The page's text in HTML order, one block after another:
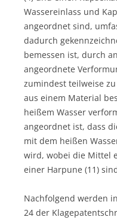
Wassereinlass und
angeordnet sind,
dadurch
bemessen ist, durch
angeordnete
zumindest teilweise
aus einem Material
heißem Wasser
angeordnet ist, dass
mit dem heißen
wird, wobei die Mittel
einer Harpune (11)
Nachfolgend werden
24 der